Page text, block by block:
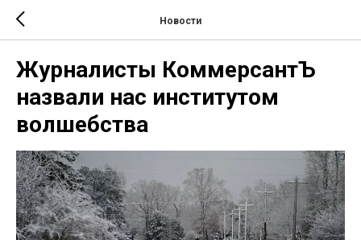
Новости
Журналисты КоммерсантЪ
назвали нас институтом
волшебства